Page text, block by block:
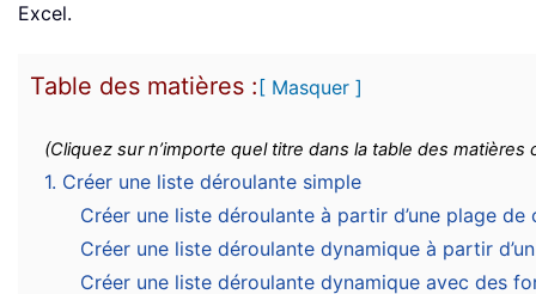
Excel.
Table des matières : [ Masquer ]
(Cliquez sur n’importe quel titre dans la table des
1. Créer une liste déroulante simple
Créer une liste déroulante à partir d’une plage de
Créer une liste déroulante dynamique à partir
Créer une liste déroulante dynamique avec des